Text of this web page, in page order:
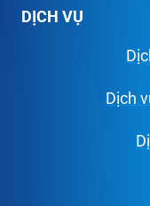
DỊCH VỤ
Dịch